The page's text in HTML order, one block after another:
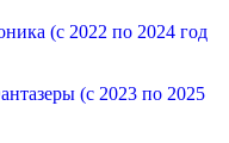
(с 2022 по 2024 год
(с 2023 по 2025